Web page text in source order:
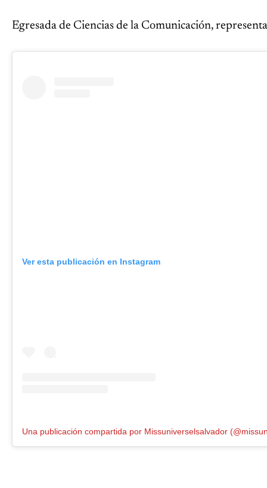
Egresada de Ciencias de la Comunicación,
Ver esta publicación en Instagram